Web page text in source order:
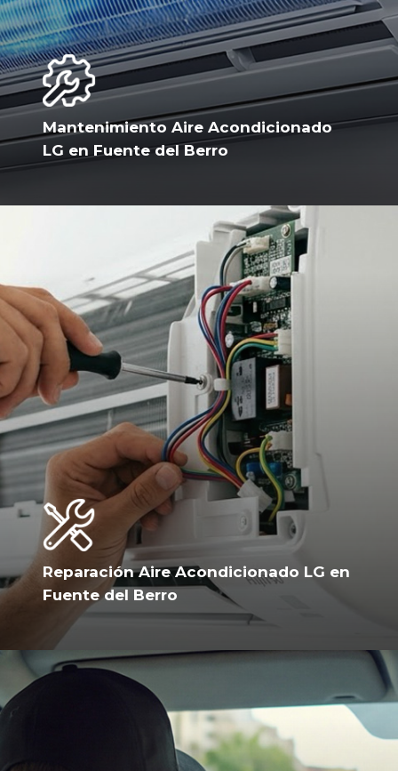
Mantenimiento Aire Acondicionado
LG en Fuente del Berro
Reparación Aire Acondicionado LG en
Fuente del Berro